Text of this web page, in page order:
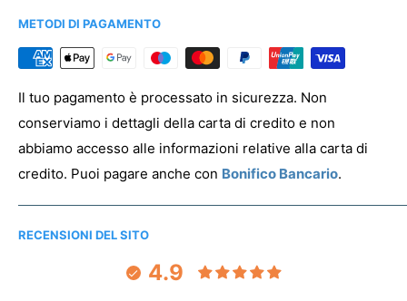
Per registrare la tua associazione clicca
METODI DI PAGAMENTO
Il tuo pagamento è processato in sicurezza. Non
conserviamo i dettagli della carta di credito e non
abbiamo accesso alle informazioni relative alla carta di
credito. Puoi pagare anche con Bonifico Bancario.
RECENSIONI DEL SITO
4.9